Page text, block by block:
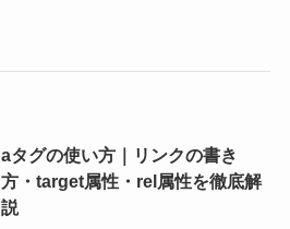
aタグの使い方｜リンクの書き
方・target属性・rel属性を徹底解
説